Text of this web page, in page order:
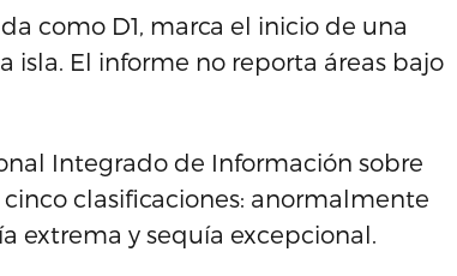
como D1, marca el inicio de una
isla. El informe no reporta áreas bajo
Integrado de Información sobre
clasificaciones: anormalmente
extrema y sequía excepcional.